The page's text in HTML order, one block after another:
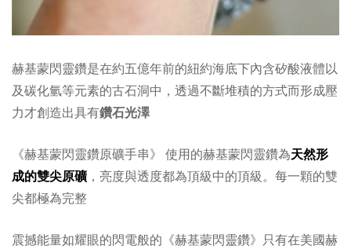
赫基蒙閃靈鑽是在約五億年前的紐約海底下內含矽酸液體以
及碳化氫等元素的古石洞中，透過不斷堆積的方式而形成壓
力才創造出具有鑽石光澤
《赫基蒙閃靈鑽原礦手串》 使用的赫基蒙閃靈鑽為天然形
成的雙尖原礦 ，亮度與透度都為頂級中的頂級。每一顆的雙
尖都極為完整
震撼能量如耀眼的閃電般的《赫基蒙閃靈鑽》只有在美國赫